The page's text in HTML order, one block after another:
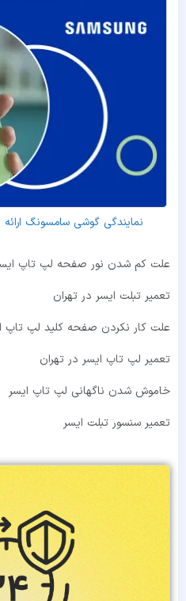
نمایندگی گوشی سامسونگ ارائه
علت کم شدن نور صفحه لپ تاپ
تعمیر تبلت ایسر در تهران
علت کار نکردن صفحه کلید لپ تاپ
تعمیر لپ تاپ ایسر در تهران
خاموش شدن ناگهانی لپ تاپ ایسر
تعمیر سنسور تبلت ایسر